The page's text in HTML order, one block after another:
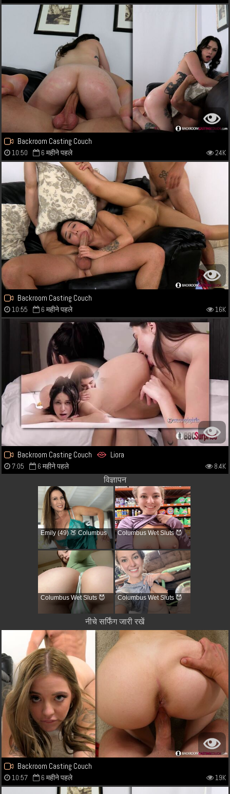
Backroom Casting Couch
10:50 6 महीने पहले 24K
Backroom Casting Couch
10:55 6 महीने पहले 16K
Backroom Casting Couch Liora
7:05 6 महीने पहले 8.4K
विज्ञापन
Emily (49) 🍑 Columbus Columbus Wet Sluts 😈
Columbus Wet Sluts 😈 Columbus Wet Sluts 😈
नीचे सर्फिंग जारी रखें
Backroom Casting Couch
10:57 6 महीने पहले 19K